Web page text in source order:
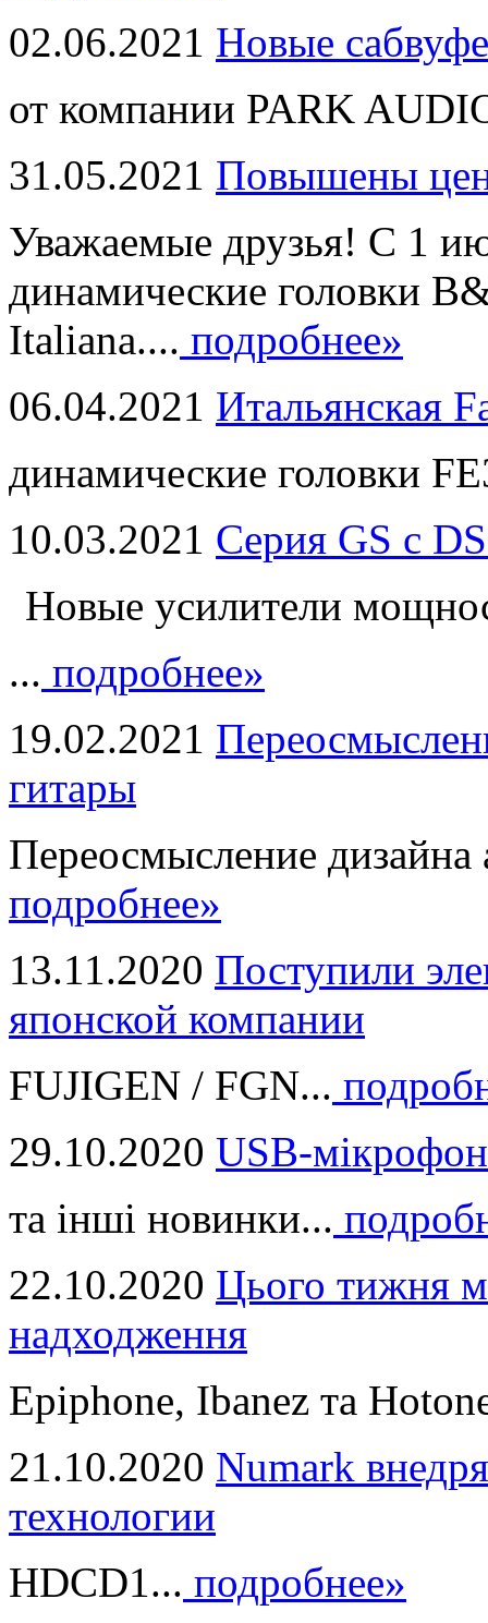
02.06.2021 Новые
от компании PARK
31.05.2021 Повышены
Уважаемые друзья! С 1
динамические головки
Italiana.... подробнее»
06.04.2021 Итальянская
динамические головки
10.03.2021 Серия GS с
Новые усилители
... подробнее»
19.02.2021
гитары
Переосмысление дизайна
подробнее»
13.11.2020 Поступили
японской компании
FUJIGEN / FGN...
29.10.2020 USB-
та інші новинки...
22.10.2020 Цього тижня
надходження
Epiphone, Ibanez та
21.10.2020 Numark
технологии
HDCD1... подробнее»